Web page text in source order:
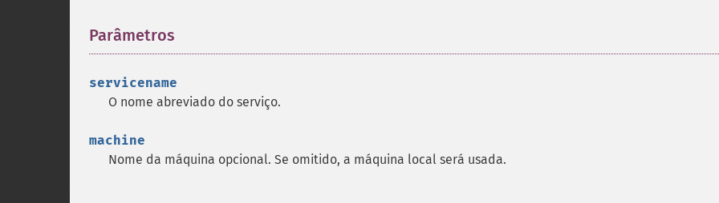
Parâmetros
servicename
O nome abreviado do serviço.
machine
Nome da máquina opcional. Se omitido, a máquina local será usada.